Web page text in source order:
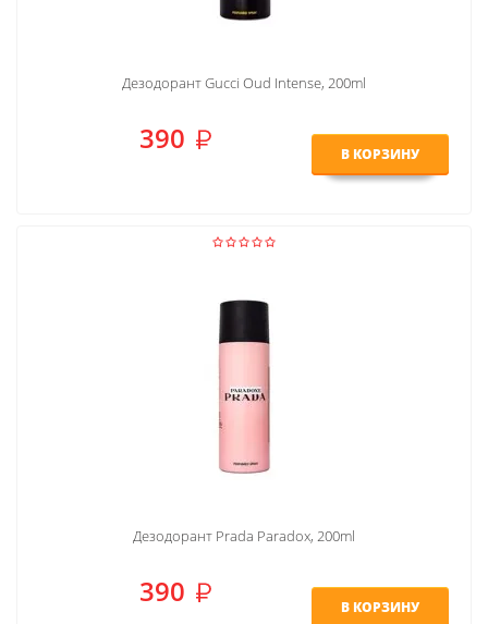
Дезодорант Gucci Oud Intense, 200ml
390 В КОРЗИНУ
Дезодорант Prada Paradox, 200ml
390 В КОРЗИНУ